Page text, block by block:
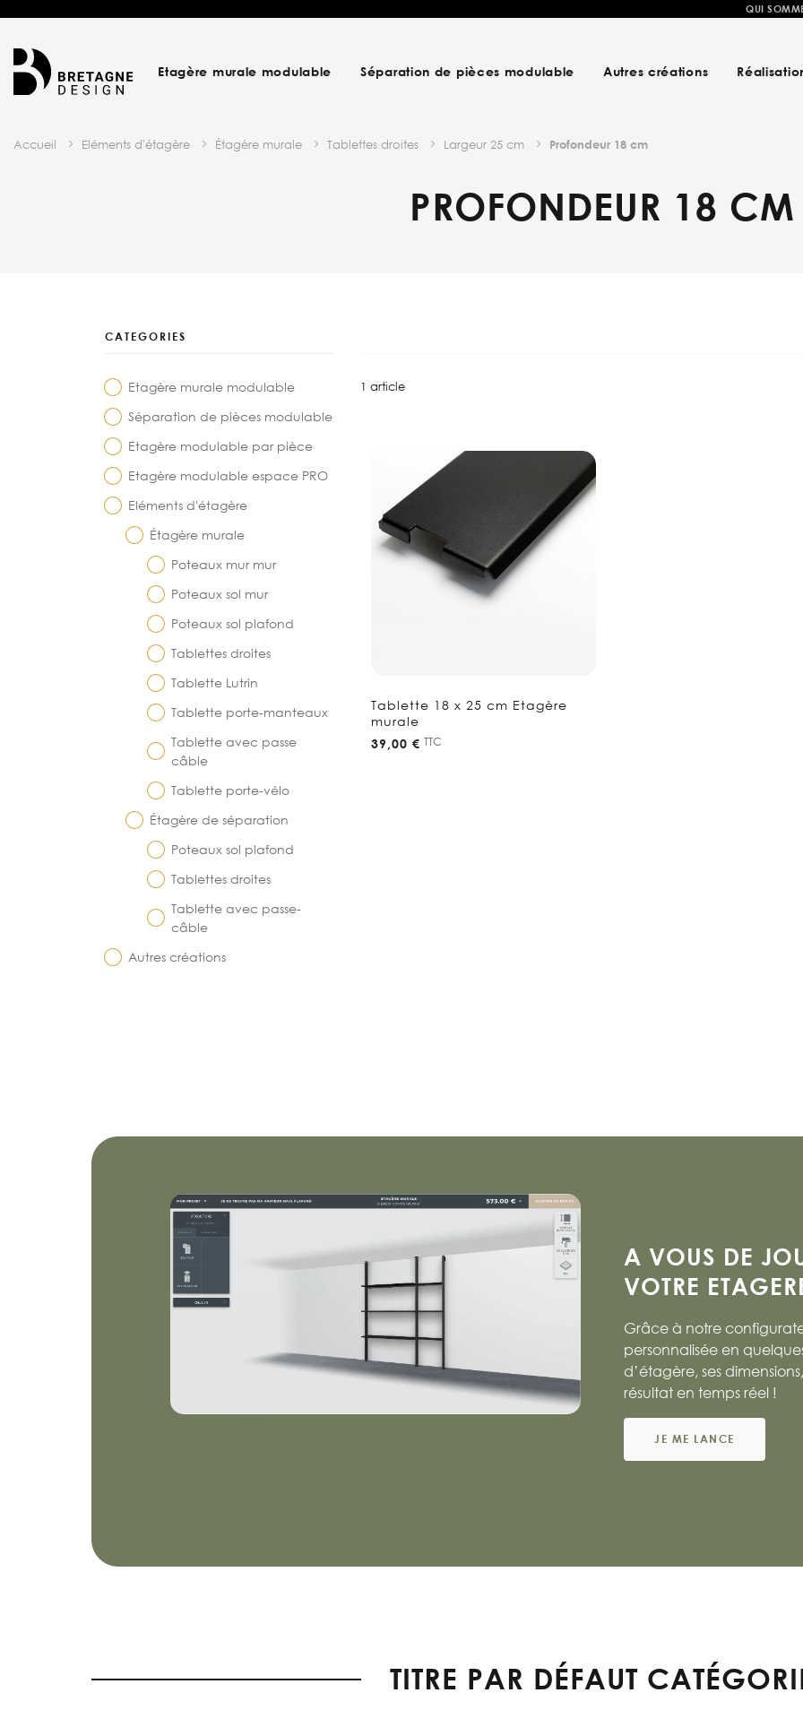
QUI
Etagère murale modulable Séparation de pièces modulable Autres créations
Accueil Eléments d'étagère Étagère murale Tablettes droites Largeur 25 cm Profondeur 18 cm
PROFONDEUR 18 CM
CATEGORIES
Etagère murale modulable
Séparation de pièces modulable
Etagère modulable par pièce
Etagère modulable espace PRO
Eléments d'étagère
Étagère murale
Poteaux mur mur
Poteaux sol mur
Poteaux sol plafond
Tablettes droites
Tablette Lutrin
Tablette porte-manteaux
Tablette avec passe
câble
Tablette porte-vélo
Étagère de séparation
Poteaux sol plafond
Tablettes droites
Tablette avec passe-
câble
Autres créations
1 article
Tablette 18 x 25 cm Etagère
murale
39,00 € TTC
A VOUS DE
VOTRE
Grâce à notre
personnalisée en
d’étagère, ses
résultat en temps réel !
JE ME LANCE
TITRE PAR DÉFAUT